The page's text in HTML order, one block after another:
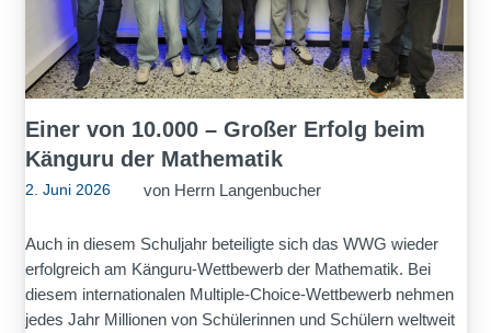
Einer von 10.000 – Großer Erfolg beim
Känguru der Mathematik
2. Juni 2026 von Herrn Langenbucher
Auch in diesem Schuljahr beteiligte sich das WWG wieder
erfolgreich am Känguru‑Wettbewerb der Mathematik. Bei
diesem internationalen Multiple‑Choice‑Wettbewerb nehmen
jedes Jahr Millionen von Schülerinnen und Schülern weltweit